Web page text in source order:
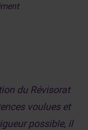
du Révisorat
voulues et
possible, il